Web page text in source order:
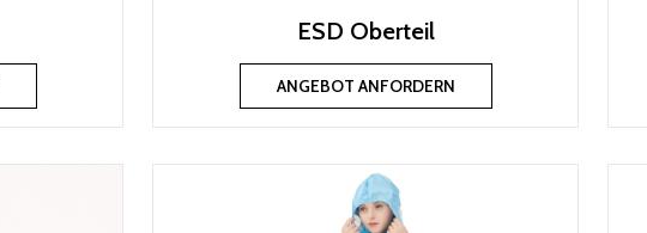
ESD Oberteil
ANGEBOT ANFORDERN